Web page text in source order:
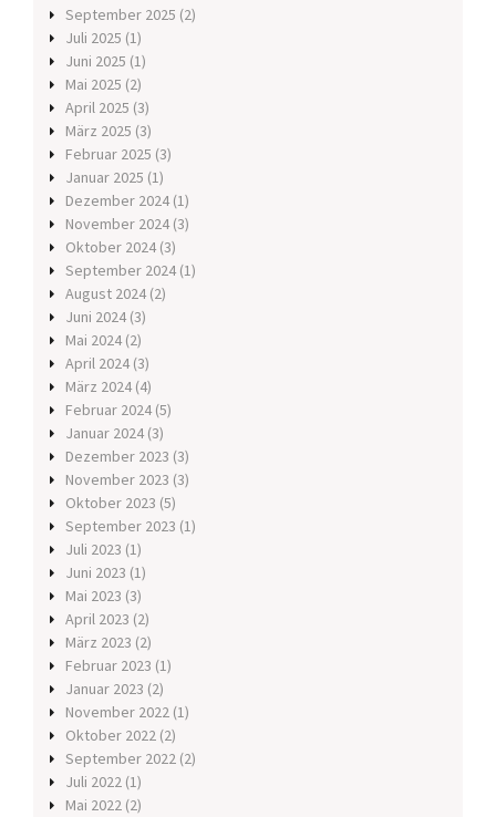
September 2025 (2)
Juli 2025 (1)
Juni 2025 (1)
Mai 2025 (2)
April 2025 (3)
März 2025 (3)
Februar 2025 (3)
Januar 2025 (1)
Dezember 2024 (1)
November 2024 (3)
Oktober 2024 (3)
September 2024 (1)
August 2024 (2)
Juni 2024 (3)
Mai 2024 (2)
April 2024 (3)
März 2024 (4)
Februar 2024 (5)
Januar 2024 (3)
Dezember 2023 (3)
November 2023 (3)
Oktober 2023 (5)
September 2023 (1)
Juli 2023 (1)
Juni 2023 (1)
Mai 2023 (3)
April 2023 (2)
März 2023 (2)
Februar 2023 (1)
Januar 2023 (2)
November 2022 (1)
Oktober 2022 (2)
September 2022 (2)
Juli 2022 (1)
Mai 2022 (2)